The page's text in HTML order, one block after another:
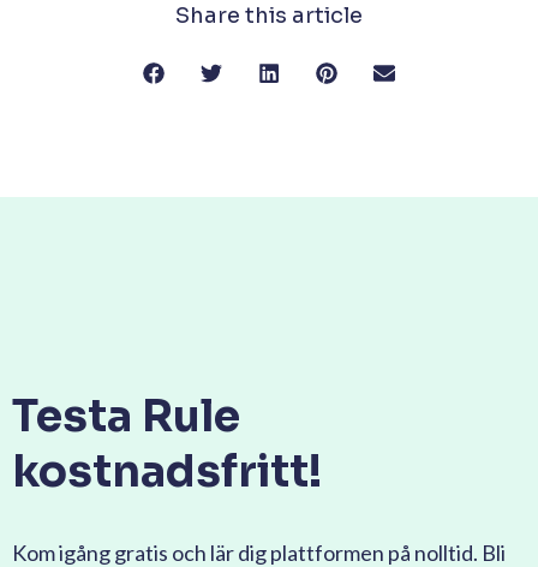
Share this article
Testa Rule
kostnadsfritt!
Kom igång gratis och lär dig plattformen på nolltid. Bli